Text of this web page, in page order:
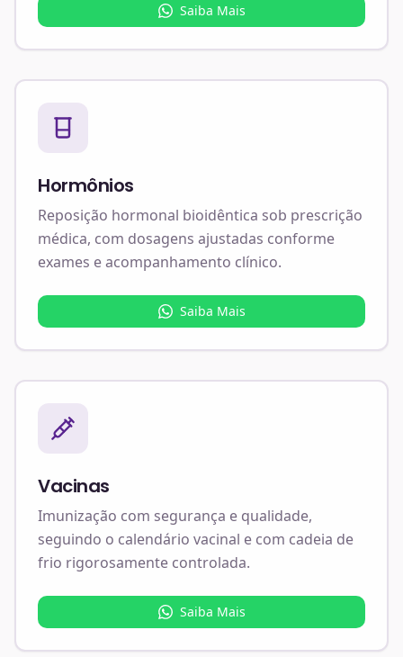
Saiba Mais
Hormônios
Reposição hormonal bioidêntica sob prescrição
médica, com dosagens ajustadas conforme
exames e acompanhamento clínico.
Saiba Mais
Vacinas
Imunização com segurança e qualidade,
seguindo o calendário vacinal e com cadeia de
frio rigorosamente controlada.
Saiba Mais